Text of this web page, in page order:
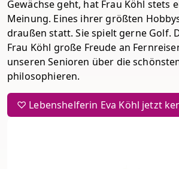
Gewächse geht, hat Frau Köhl stets
Meinung. Eines ihrer größten
draußen statt. Sie spielt gerne Golf.
Frau Köhl große Freude an
unseren Senioren über die
philosophieren.
♡ Lebenshelferin Eva Köhl jetzt